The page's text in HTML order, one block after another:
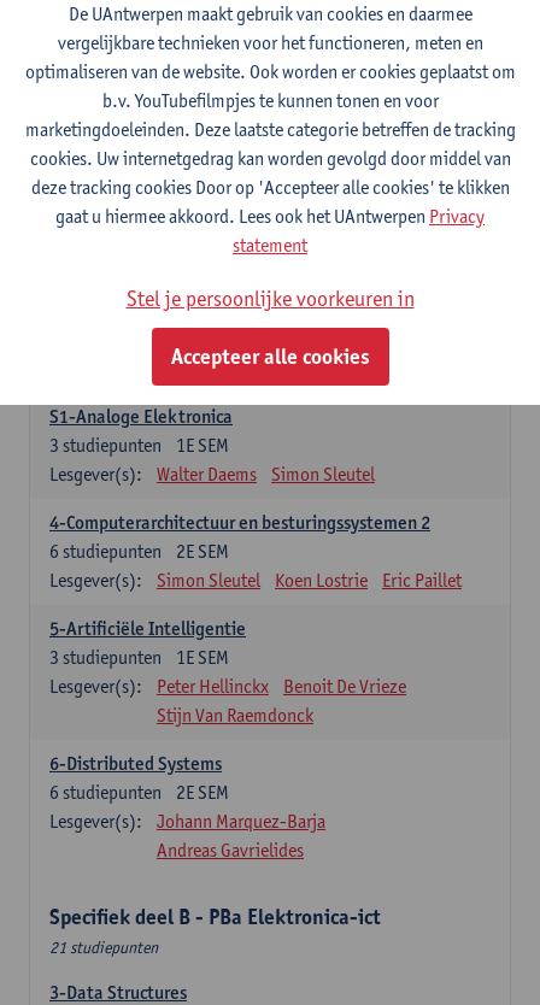
Lesgever(s):
Maarten Weyn
Rafael Berkvens
Rreze Halili
6-Digital Signal Processing
2E SEM
3studiepunten
Lesgever(s):
Walter Daems
Specifiek deel A - PBa Toegepaste Informatica
1-Basis digitale elektronica 1
studiepunten
Koen Lostrie
S1-Analoge Elektronica
1E SEM
3 studiepunten
Lesgever(s):
Walter Daems Simon Sleutel
4-Computerarchitectuur en besturingssystemen 2
2E SEM
6 studiepunten
Lesgever(s):
Simon Sleutel Koen Lostrie Eric Paillet
5-Artificiële Intelligentie
1E SEM
3 studiepunten
Lesgever(s):
Peter Hellinckx
Benoit De Vrieze
Stijn Van Raemdonck
6-Distributed Systems
2E SEM
6 studiepunten
Lesgever(s):
Johann Marquez-Barja
Andreas Gavrielides
Specifiek deel B - PBa Elektronica-ict
21 studiepunten
3-Data Structures
De UAntwerpen maakt gebruik van cookies en daarmee
vergelijkbare technieken voor het functioneren, meten en
optimaliseren van de website. Ook worden er cookies geplaatst om
b.v. YouTubefilmpjes te kunnen tonen en voor
marketingdoeleinden. Deze laatste categorie betreffen de tracking
cookies. Uw internetgedrag kan worden gevolgd door middel van
deze tracking cookies Door op 'Accepteer alle cookies' te klikken
gaat u hiermee akkoord. Lees ook het UAntwerpen Privacy
statement
Stel je persoonlijke voorkeuren in
Accepteer alle cookies